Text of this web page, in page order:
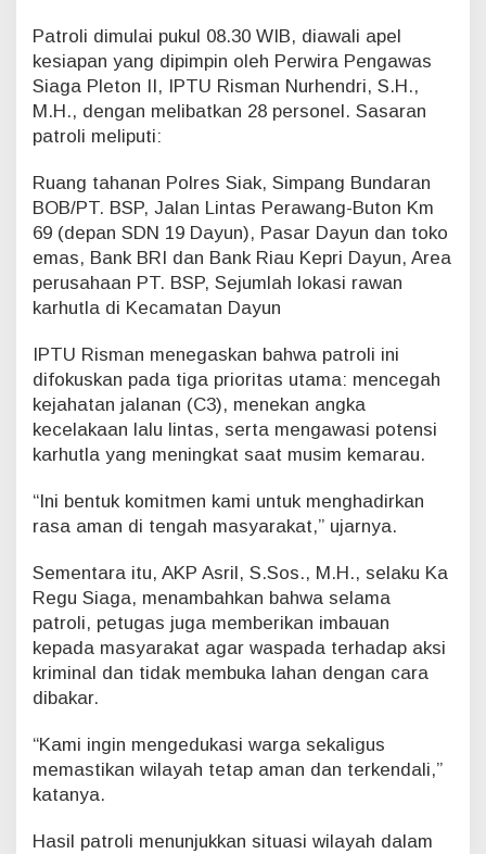
K
r
i
m
i
t
a
s
d
a
K
a
r
u
t
a
Patroli dimulai pukul 08.30 WIB, diawali apel
kesiapan yang dipimpin oleh Perwira Pengawas
Siaga Pleton II, IPTU Risman Nurhendri, S.H.,
M.H., dengan melibatkan 28 personel. Sasaran
patroli meliputi:
Ruang tahanan Polres Siak, Simpang Bundaran
BOB/PT. BSP, Jalan Lintas Perawang-Buton Km
69 (depan SDN 19 Dayun), Pasar Dayun dan toko
emas, Bank BRI dan Bank Riau Kepri Dayun, Area
perusahaan PT. BSP, Sejumlah lokasi rawan
karhutla di Kecamatan Dayun
IPTU Risman menegaskan bahwa patroli ini
difokuskan pada tiga prioritas utama: mencegah
kejahatan jalanan (C3), menekan angka
kecelakaan lalu lintas, serta mengawasi potensi
karhutla yang meningkat saat musim kemarau.
“Ini bentuk komitmen kami untuk menghadirkan
rasa aman di tengah masyarakat,” ujarnya.
Sementara itu, AKP Asril, S.Sos., M.H., selaku Ka
Regu Siaga, menambahkan bahwa selama
patroli, petugas juga memberikan imbauan
kepada masyarakat agar waspada terhadap aksi
kriminal dan tidak membuka lahan dengan cara
dibakar.
“Kami ingin mengedukasi warga sekaligus
memastikan wilayah tetap aman dan terkendali,”
katanya.
Hasil patroli menunjukkan situasi wilayah dalam